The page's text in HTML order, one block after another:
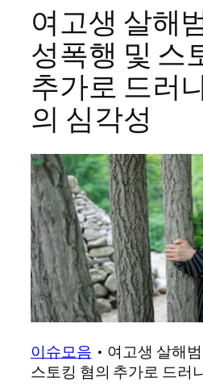
여고생 살해
성폭행 및 스
추가로 드러
의 심각성
이슈모음 • 여고생 살해
스토킹 혐의 추가로 드러